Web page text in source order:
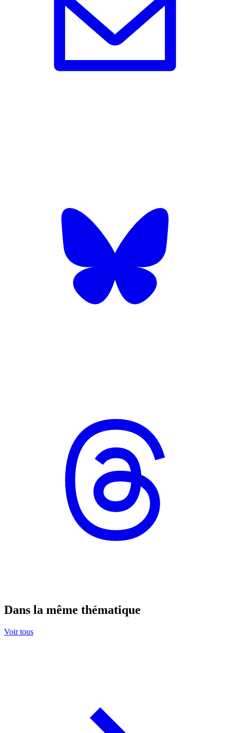
Dans la même thématique
Voir tous